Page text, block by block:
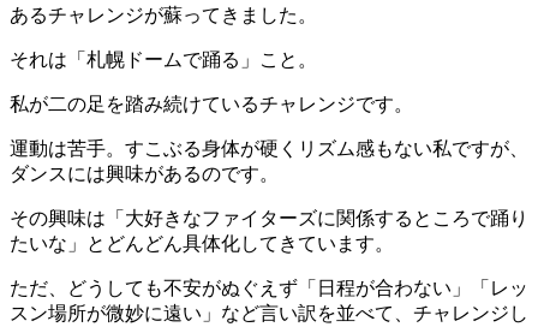
あるチャレンジが蘇ってきました。
それは「札幌ドームで踊る」こと。
私が二の足を踏み続けているチャレンジです。
運動は苦手。すこぶる身体が硬くリズム感もない私ですが、
ダンスには興味があるのです。
その興味は「大好きなファイターズに関係するところで踊り
たいな」とどんどん具体化してきています。
ただ、どうしても不安がぬぐえず「日程が合わない」「レッ
スン場所が微妙に遠い」など言い訳を並べて、チャレンジし